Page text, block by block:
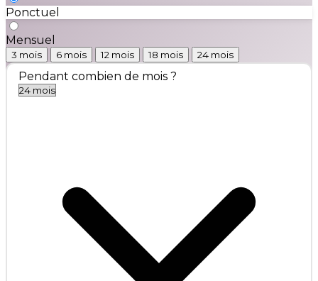
Ponctuel
Mensuel
3 mois 6 mois 12 mois 18 mois 24 mois
Pendant combien de mois ?